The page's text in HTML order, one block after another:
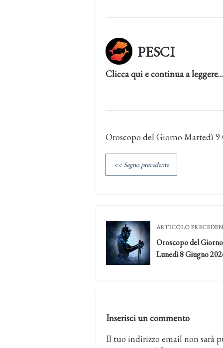
PESCI
Clicca qui e continua a leggere…
Oroscopo del Giorno Martedì 9
<< Segno precedente
ARTICOLO
Oroscopo del Giorno
Lunedì 8 Giugno
Inserisci un commento
Il tuo indirizzo email non sarà